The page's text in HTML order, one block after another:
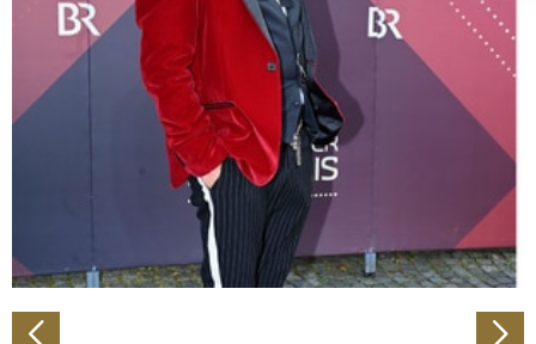
Abschnitt Einzelheiten
fest.
Wir verwenden Cookies, um Inhalte und Anzeigen zu
personalisieren, Funktionen für soziale Medien anbieten
zu können und die Zugriffe auf unsere Website zu
analysieren. Außerdem geben wir Informationen zu Ihrer
Verwendung unserer Website an unsere Partner für
soziale Medien, Werbung und Analysen weiter. Unsere
Partner führen diese Informationen möglicherweise mit
weiteren Daten zusammen, die Sie ihnen bereitgestellt
gesammelt haben.